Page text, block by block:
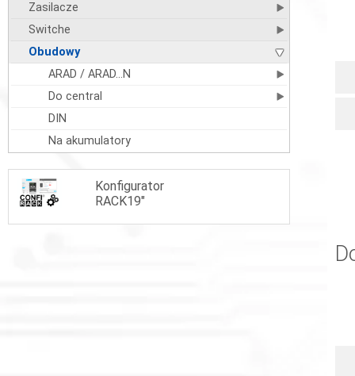
Zasilacze
Switche
Obudowy
ARAD / ARAD...N
Do central
DIN
Na akumulatory
Konfigurator
RACK19"